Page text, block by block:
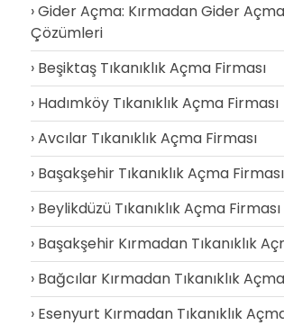
Gider Açma: Kırmadan Gider Açma
Çözümleri
Beşiktaş Tıkanıklık Açma Firması
Hadımköy Tıkanıklık Açma Firması
Avcılar Tıkanıklık Açma Firması
Başakşehir Tıkanıklık Açma Firması
Beylikdüzü Tıkanıklık Açma Firması
Başakşehir Kırmadan Tıkanıklık
Bağcılar Kırmadan Tıkanıklık Açma
Esenyurt Kırmadan Tıkanıklık